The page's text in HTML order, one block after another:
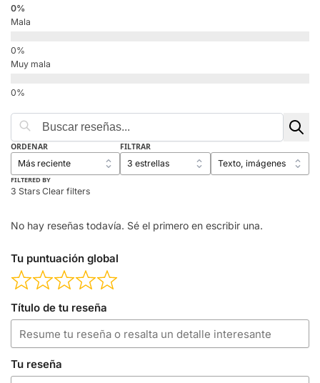
Mala
Muy mala
ORDENAR FILTRAR
FILTERED BY
3 Stars Clear filters
No hay reseñas todavía. Sé el primero en escribir una.
Tu puntuación global
Título de tu reseña
Tu reseña